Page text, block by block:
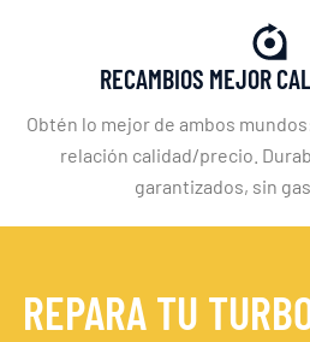
RECAMBIOS MEJOR
Obtén lo mejor de ambos
relación calidad/precio.
garantizados, sin
REPARA TU